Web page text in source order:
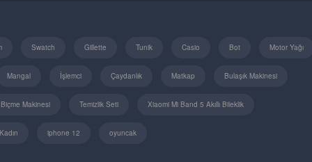
Swatch Gillette Tunik Casio Bot Motor Yağı
Mangal İşlemci Çaydanlık Matkap Bulaşık Makinesi
Makinesi Temizlik Seti Xiaomi Mi Band 5 Akıllı Bileklik
Kadın iphone 12 oyuncak